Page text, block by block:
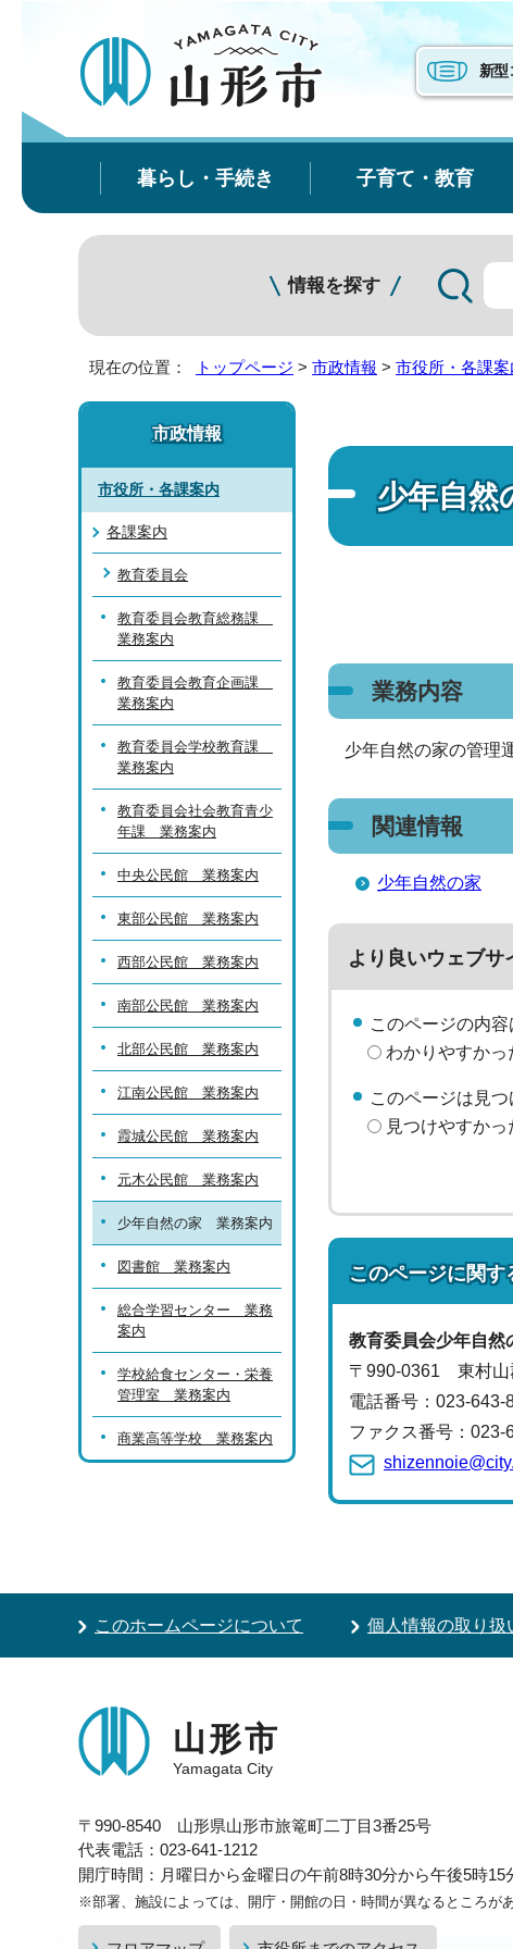
新型
暮らし・手続き 子育て・教育
情報を探す
現在の位置： トップページ > 市政情報 > 市役所・各課案
少年自
業務内容
少年自然の家の管理
関連情報
少年自然の家
より良いウェブサ
このページの内
わかりやすかっ
このページは見
見つけやすかっ
このページに関す
教育委員会少年自然
〒990-0361 東村山
電話番号： 023-643-
ファクス番号：023-
市政情報
市役所・各課案内
各課案内
教育委員会
教育委員会教育総務課
業務案内
教育委員会教育企画課
業務案内
教育委員会学校教育課
業務案内
教育委員会社会教育青少
年課 業務案内
中央公民館 業務案内
東部公民館 業務案内
西部公民館 業務案内
南部公民館 業務案内
北部公民館 業務案内
江南公民館 業務案内
霞城公民館 業務案内
元木公民館 業務案内
少年自然の家 業務案内
図書館 業務案内
総合学習センター 業務
案内
学校給食センター・栄養
管理室 業務案内
商業高等学校 業務案内
このホームページについて 個人情報の取り扱
山形市
Yamagata City
〒990-8540 山形県山形市旅篭町二丁目3番25号
代表電話：023-641-1212
開庁時間：月曜日から金曜日の午前8時30分から午後5時15
※部署、施設によっては、開庁・開館の日・時間が異なるところが